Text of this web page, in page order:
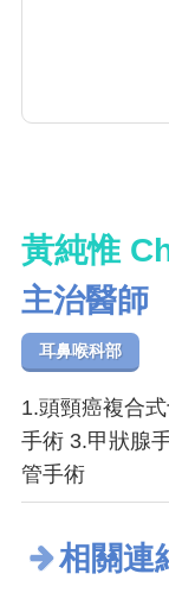
黃純惟
主治醫師
耳鼻喉科部
1.頭頸癌複合
手術 3.甲狀腺
管手術
相關連